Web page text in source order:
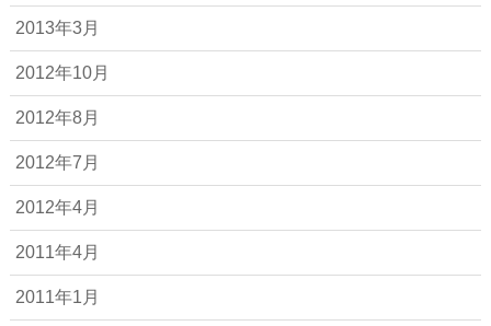
2013年3月
2012年10月
2012年8月
2012年7月
2012年4月
2011年4月
2011年1月